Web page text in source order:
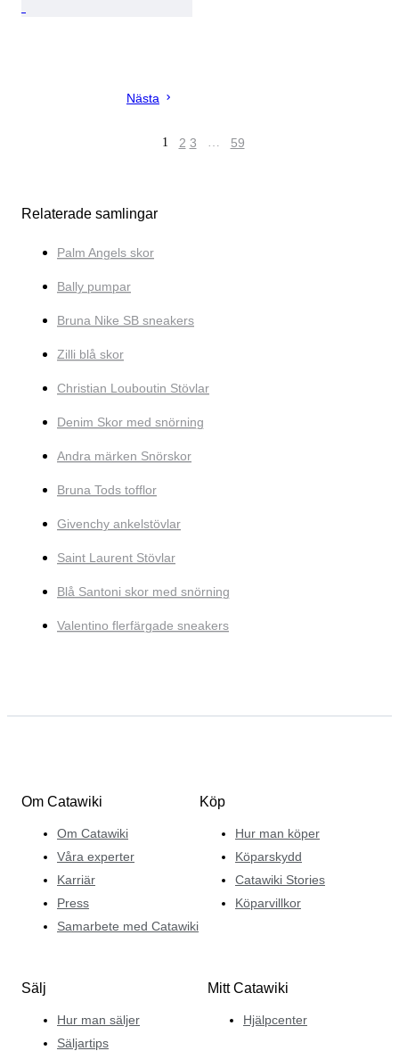
Nästa
1 2 3 … 59
Relaterade samlingar
Palm Angels skor
Bally pumpar
Bruna Nike SB sneakers
Zilli blå skor
Christian Louboutin Stövlar
Denim Skor med snörning
Andra märken Snörskor
Bruna Tods tofflor
Givenchy ankelstövlar
Saint Laurent Stövlar
Blå Santoni skor med snörning
Valentino flerfärgade sneakers
Om Catawiki
Om Catawiki
Våra experter
Karriär
Press
Samarbete med Catawiki
Köp
Hur man köper
Köparskydd
Catawiki Stories
Köparvillkor
Sälj
Hur man säljer
Säljartips
Mitt Catawiki
Hjälpcenter